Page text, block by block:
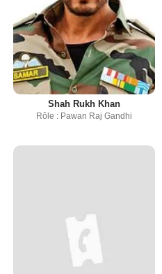
Shah Rukh Khan
Rôle : Pawan Raj Gandhi